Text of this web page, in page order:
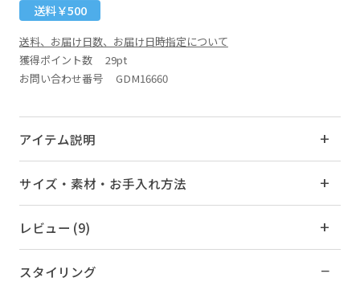
送料￥500
送料、お届け日数、お届け日時指定について
獲得ポイント数 29pt
お問い合わせ番号 GDM16660
アイテム説明
サイズ・素材・お手入れ方法
レビュー (9)
スタイリング